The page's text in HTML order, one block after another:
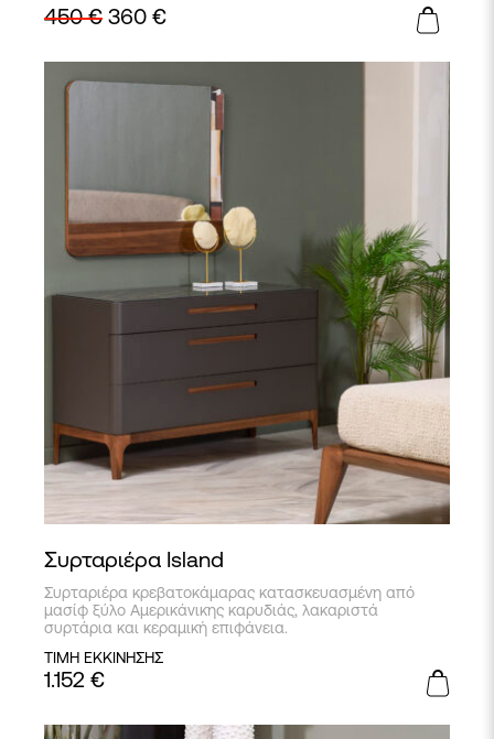
450€ 360 €
Συρταριέρα Island
Συρταριέρα κρεβατοκάμαρας κατασκευασμένη από
μασίφ ξύλο Αμερικάνικης καρυδιάς, λακαριστά
συρτάρια και κεραμική επιφάνεια.
ΤΙΜΗ ΕΚΚΙΝΗΣΗΣ
1.152 €